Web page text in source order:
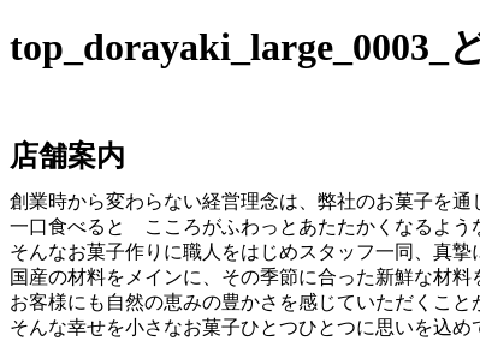
top_dorayaki_large_0003_
店舗案内
創業時から変わらない経営理念は、弊社のお菓子を
一口食べると こころがふわっとあたたかくなるよう
そんなお菓子作りに職人をはじめスタッフ一同、真摯
国産の材料をメインに、その季節に合った新鮮な材料
お客様にも自然の恵みの豊かさを感じていただくこと
そんな幸せを小さなお菓子ひとつひとつに思いを込め